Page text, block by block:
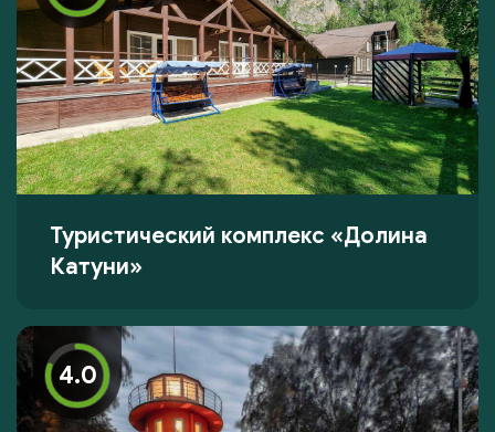
Туристический комплекс «Долина
Катуни»
4.0